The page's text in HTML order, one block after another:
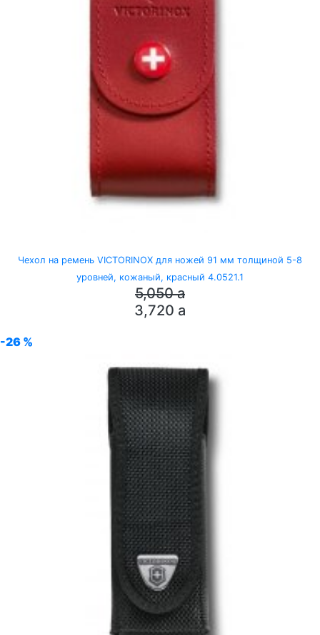
Чехол на ремень VICTORINOX для ножей 91 мм толщиной 5-8
уровней, кожаный, красный 4.0521.1
5,050a
3,720 a
-26 %